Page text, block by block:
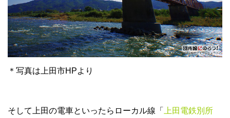
＊写真は上田市HPより
そして上田の電車といったらローカル線「
上田電鉄別所